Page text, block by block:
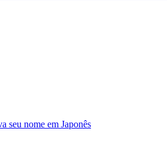
seu nome em Japonês